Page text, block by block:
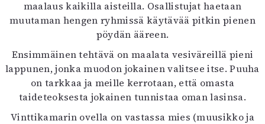
maalaus kaikilla aisteilla. Osallistujat haetaan
muutaman hengen ryhmissä käytävää pitkin pienen
pöydän ääreen.
Ensimmäinen tehtävä on maalata vesiväreillä pieni
lappunen, jonka muodon jokainen valitsee itse. Puuha
on tarkkaa ja meille kerrotaan, että omasta
taideteoksesta jokainen tunnistaa oman lasinsa.
Vinttikamarin ovella on vastassa mies (muusikko ja